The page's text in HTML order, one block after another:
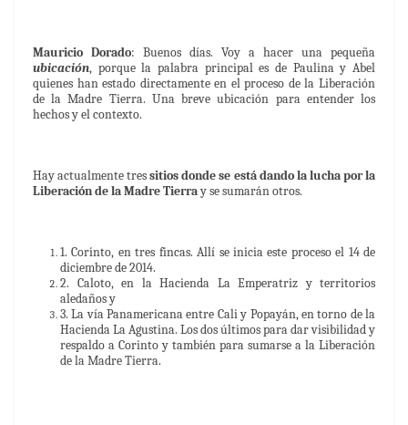
Mauricio Dorado: Buenos días. Voy a hacer una pequeña
ubicación, porque la palabra principal es de Paulina y Abel
quienes han estado directamente en el proceso de la Liberación
de la Madre Tierra. Una breve ubicación para entender los
hechos y el contexto.
Hay actualmente tressitios donde se está dando la lucha por la
Liberación de la Madre Tierray se sumarán otros.
1. Corinto, en tres fincas. Allí se inicia este proceso el 14 de
diciembre de 2014.
2. Caloto, en la Hacienda La Emperatriz y territorios
aledaños y
3. La vía Panamericana entre Cali y Popayán, en torno de la
Hacienda La Agustina. Los dos últimos para dar visibilidad y
respaldo a Corinto y también para sumarse a la Liberación
de la Madre Tierra.